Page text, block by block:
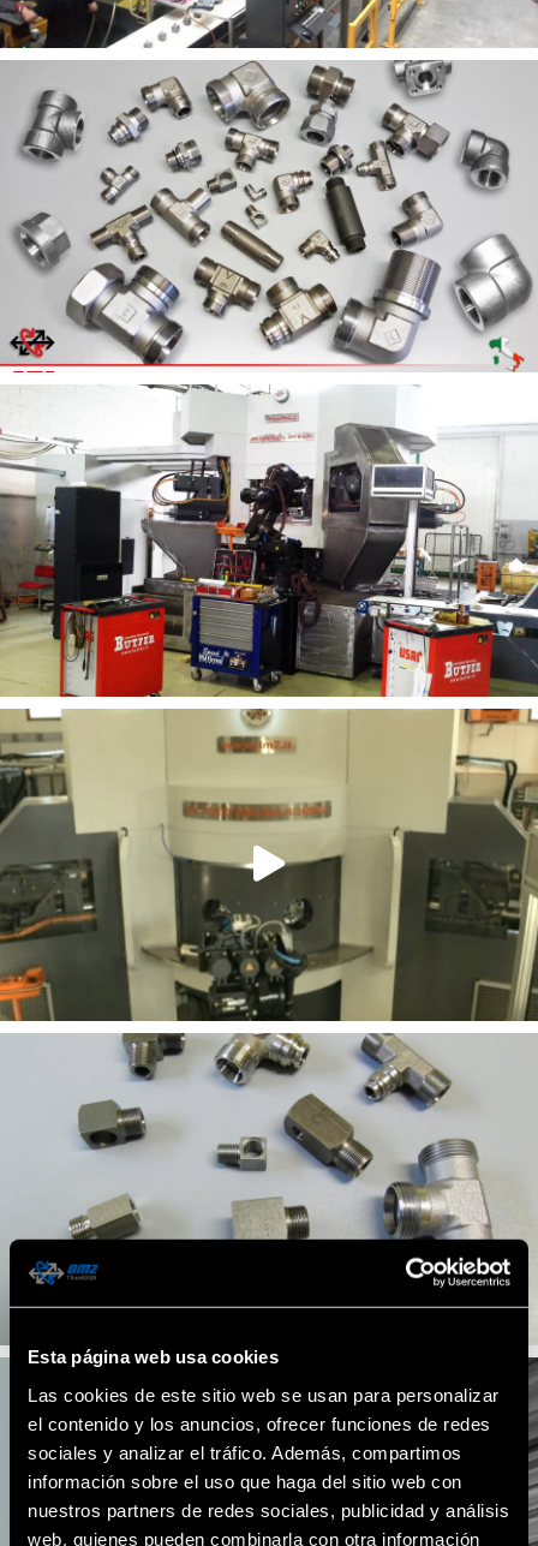
Esta página web usa cookies
Las cookies de este sitio web se usan para personalizar
el contenido y los anuncios, ofrecer funciones de redes
sociales y analizar el tráfico. Además, compartimos
información sobre el uso que haga del sitio web con
nuestros partners de redes sociales, publicidad y análisis
web, quienes pueden combinarla con otra información